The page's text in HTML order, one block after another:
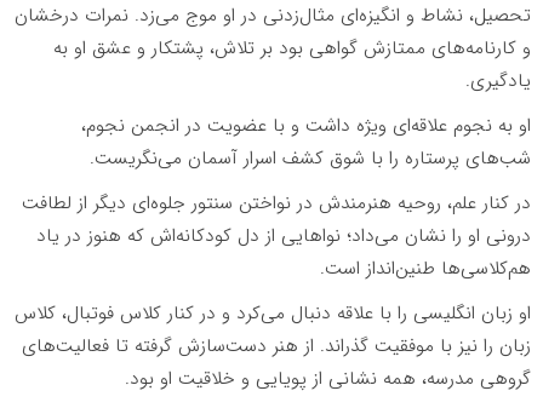
تحصیل، نشاط و انگیزه‌ای مثال‌زدنی در او موج می‌زد. نمرات درخشان
و کارنامه‌های ممتازش گواهی بود بر تلاش، پشتکار و عشق او به
یادگیری.
او به نجوم علاقه‌ای ویژه داشت و با عضویت در انجمن نجوم،
شب‌های پرستاره را با شوق کشف اسرار آسمان می‌نگریست.
در کنار علم، روحیه هنرمندش در نواختن سنتور جلوه‌ای دیگر از لطافت
درونی او را نشان می‌داد؛ نواهایی از دل کودکانه‌اش که هنوز در یاد
هم‌کلاسی‌ها طنین‌انداز است.
او زبان انگلیسی را با علاقه دنبال می‌کرد و در کنار کلاس فوتبال، کلاس
زبان را نیز با موفقیت گذراند. از هنر دست‌سازش گرفته تا فعالیت‌های
گروهی مدرسه، همه نشانی از پویایی و خلاقیت او بود.